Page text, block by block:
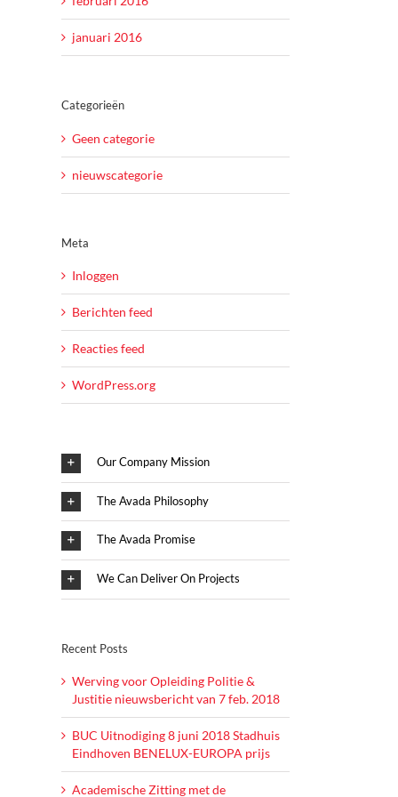
januari 2016
Categorieën
Geen categorie
nieuwscategorie
Meta
Inloggen
Berichten feed
Reacties feed
WordPress.org
Our Company Mission
The Avada Philosophy
The Avada Promise
We Can Deliver On Projects
Recent Posts
Werving voor Opleiding Politie &
Justitie nieuwsbericht van 7 feb. 2018
BUC Uitnodiging 8 juni 2018 Stadhuis
Eindhoven BENELUX-EUROPA prijs
Academische Zitting met de